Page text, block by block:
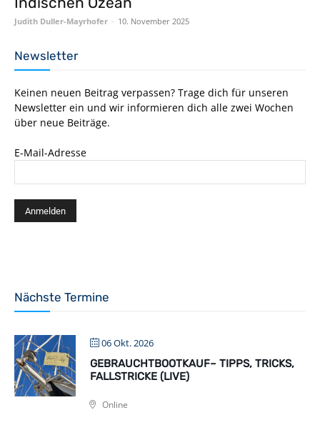
Judith Duller-Mayrhofer - 10. November 2025
Newsletter
Keinen neuen Beitrag verpassen? Trage dich für unseren
Newsletter ein und wir informieren dich alle zwei Wochen
über neue Beiträge.
E-Mail-Adresse
Nächste Termine
06 Okt. 2026
GEBRAUCHTBOOTKAUF– TIPPS, TRICKS,
FALLSTRICKE (LIVE)
Online